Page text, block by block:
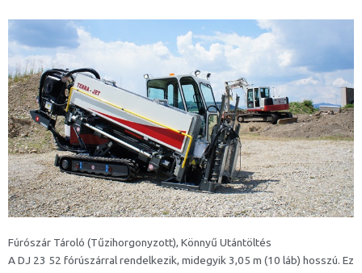
Fúrószár Tároló (Tűzihorgonyzott), Könnyű Utántöltés
A DJ 23 52 fórúszárral rendelkezik, midegyik 3,05 m (10 láb) hosszú. Ez